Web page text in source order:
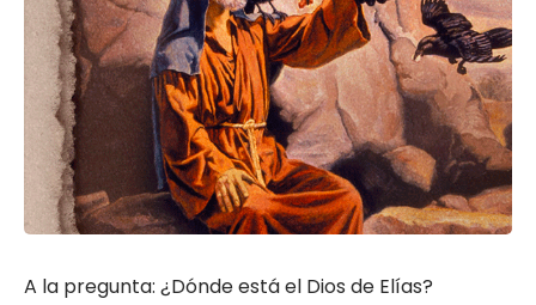
A la pregunta: ¿Dónde está el Dios de Elías?